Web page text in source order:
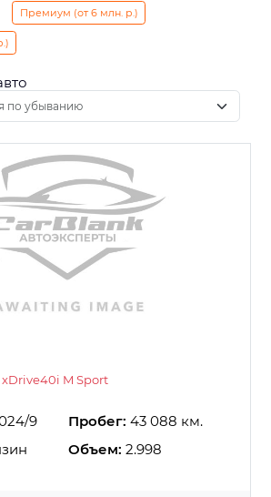
Премиум (от 6 млн. р.)
M Sport
9 Пробег: 43 088 км.
Объем: 2.998